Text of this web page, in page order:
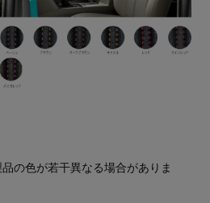
の色が若干異なる場合がありま